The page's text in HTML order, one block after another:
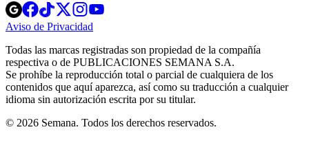
Opens
in
new
Opens
in
new
Opens
in
new
window
Opens
new
windowwindow
Aviso de Privacidad
new
window
Todas las marcas registradas son propiedad de la compañía
respectiva o de PUBLICACIONES SEMANA S.A.
Se prohíbe la reproducción total o parcial de cualquiera de los
contenidos que aquí aparezca, así como su traducción a cualquier
idioma sin autorización escrita por su titular.
© 2026 Semana. Todos los derechos reservados.